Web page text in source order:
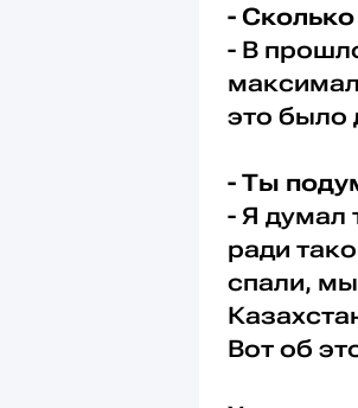
-
- В
это было
- Ты
- Я думал
ради
спали, мы
Вот об